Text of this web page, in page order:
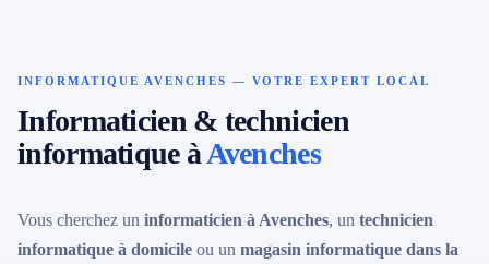
INFORMATIQUE AVENCHES — VOTRE EXPERT LOCAL
Informaticien & technicien
informatique àAvenches
Vous cherchez un informaticien à Avenches, un technicien
informatique à domicile ou un magasin informatique dans la